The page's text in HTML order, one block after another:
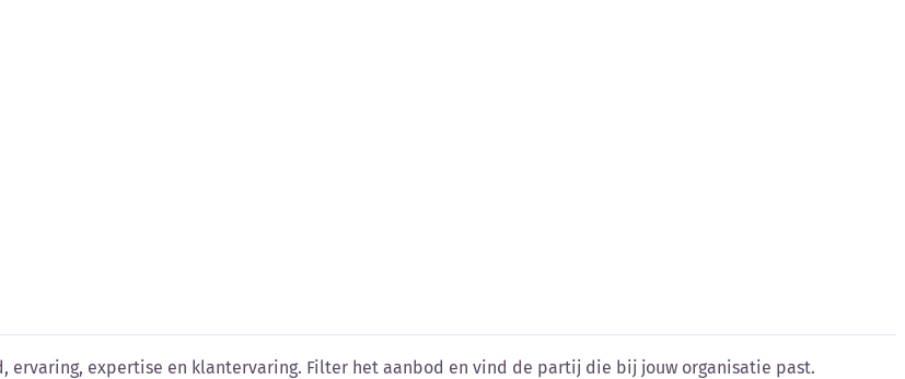
expertise en klantervaring. Filter het aanbod en vind de partij die bij jouw organisatie past.